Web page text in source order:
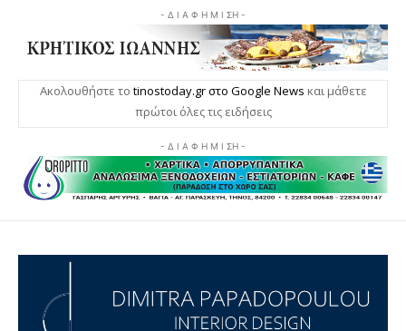
- Δ Ι Α Φ Η Μ Ι ΣΗ -
Ακολουθήστε το tinostoday.gr στο Google News και μάθετε
πρώτοι όλες τις ειδήσεις
- Δ Ι Α Φ Η Μ Ι ΣΗ -